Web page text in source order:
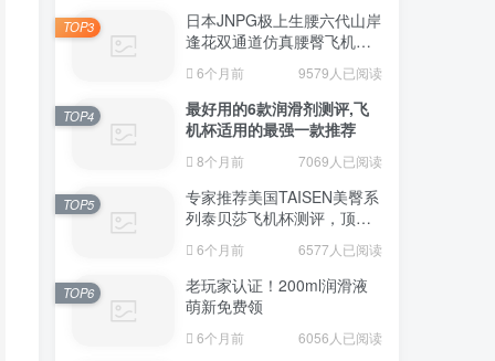
日本JNPG极上生腰六代山岸
逢花双通道仿真腰臀飞机杯
致真实感的资深玩家
6个月前 9579人已阅读
TOP3
最好用的6款润滑剂测评,飞
机杯适用的最强一款推荐
8个月前 7069人已阅读
TOP4
专家推荐美国TAISEN美臀系
列泰贝莎飞机杯测评，顶级
品质带来极致享受!
6个月前 6577人已阅读
TOP5
老玩家认证！200ml润滑液
萌新免费领
6个月前 6056人已阅读
TOP6